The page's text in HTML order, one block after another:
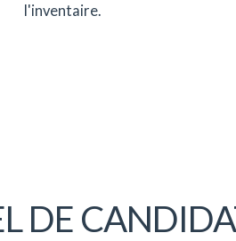
l'inventaire.
DE